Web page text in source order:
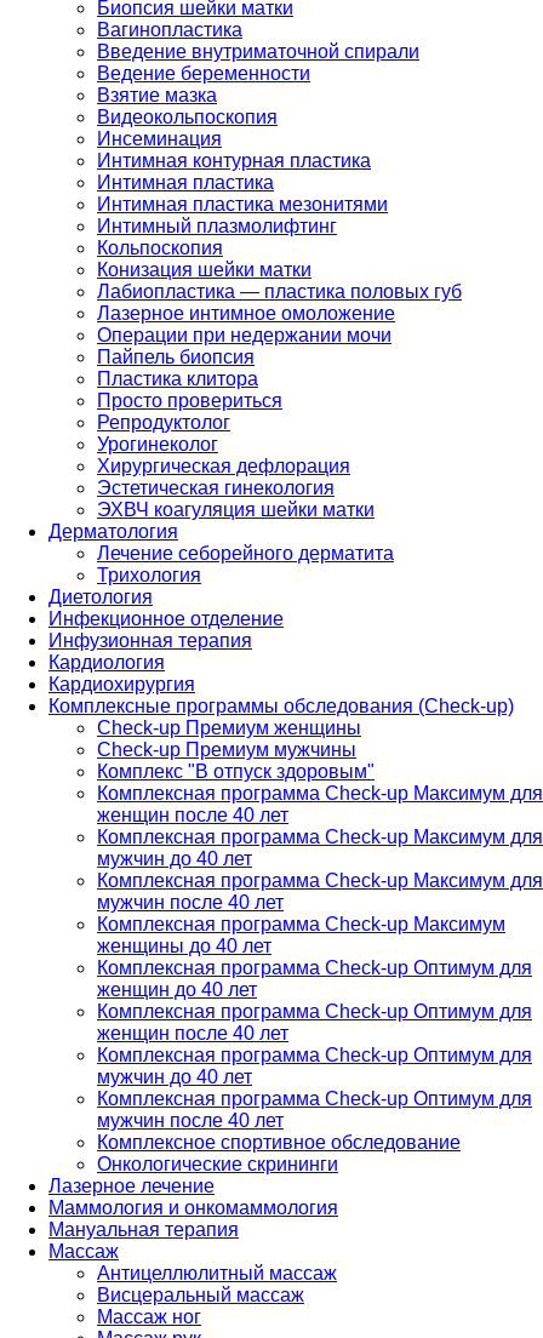
Биопсия шейки матки
Вагинопластика
Введение внутриматочной спирали
Ведение беременности
Взятие мазка
Видеокольпоскопия
Инсеминация
Интимная контурная пластика
Интимная пластика
Интимная пластика мезонитями
Интимный плазмолифтинг
Кольпоскопия
Конизация шейки матки
Лабиопластика — пластика половых губ
Лазерное интимное омоложение
Операции при недержании мочи
Пайпель биопсия
Пластика клитора
Просто провериться
Репродуктолог
Урогинеколог
Хирургическая дефлорация
Эстетическая гинекология
ЭХВЧ коагуляция шейки матки
Дерматология
Лечение себорейного дерматита
Трихология
Диетология
Инфекционное отделение
Инфузионная терапия
Кардиология
Кардиохирургия
Комплексные программы обследования (Check-up)
Check-up Премиум женщины
Check-up Премиум мужчины
Комплекс "В отпуск здоровым"
Комплексная программа Check-up Максимум для
женщин после 40 лет
Комплексная программа Check-up Максимум для
мужчин до 40 лет
Комплексная программа Check-up Максимум для
мужчин после 40 лет
Комплексная программа Check-up Максимум
женщины до 40 лет
Комплексная программа Check-up Оптимум для
женщин до 40 лет
Комплексная программа Check-up Оптимум для
женщин после 40 лет
Комплексная программа Check-up Оптимум для
мужчин до 40 лет
Комплексная программа Check-up Оптимум для
мужчин после 40 лет
Комплексное спортивное обследование
Онкологические скрининги
Лазерное лечение
Маммология и онкомаммология
Мануальная терапия
Массаж
Антицеллюлитный массаж
Висцеральный массаж
Массаж ног